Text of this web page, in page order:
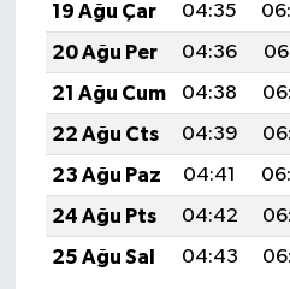
19 Ağu Çar
04:35
20 Ağu Per
04:36
21 Ağu Cum
04:38
22 Ağu Cts
04:39
23 Ağu Paz
04:41
24 Ağu Pts
04:42
25 Ağu Sal
04:43